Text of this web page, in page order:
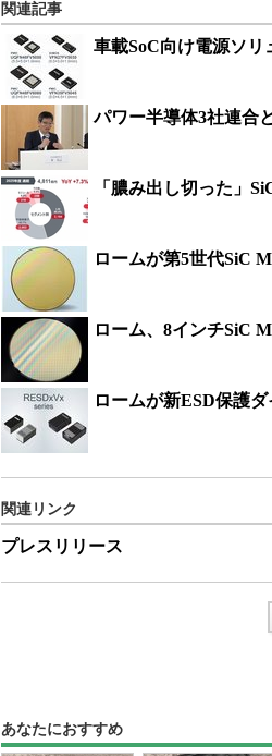
関連記事
車載SoC向け電源ソ
パワー半導体3社連合
「膿み出し切った」
ロームが第5世代SiC
ローム、8インチSiC
ロームが新ESD保護
関連リンク
プレスリリース
あなたにおすすめ